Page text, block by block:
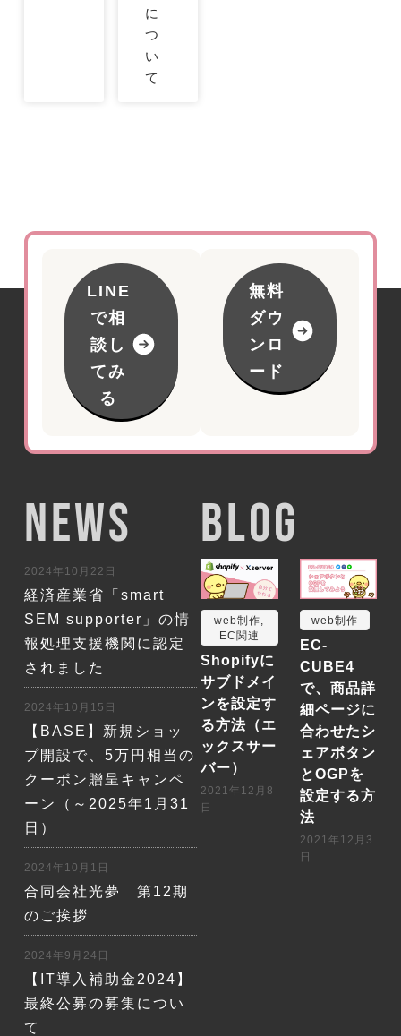
に
つ
い
て
LINE
で相
談し
てみ
る
無料
ダウ
ンロ
ード
NEWS
2024年10月22日
経済産業省「smart
SEM supporter」の情
報処理支援機関に認定
されました
2024年10月15日
【BASE】新規ショッ
プ開設で、5万円相当の
クーポン贈呈キャンペ
ーン（～2025年1月31
日）
2024年10月1日
合同会社光夢 第12期
のご挨拶
2024年9月24日
【IT導入補助金2024】
最終公募の募集につい
て
BLOG
web制作
EC関連
Shopifyに
サブドメイ
ンを設定す
る方法（エ
ックスサー
バー）
2021年12月8
日
web制作
EC-
CUBE4
で、商品詳
細ページに
合わせたシ
ェアボタン
とOGPを
設定する方
法
2021年12月3
日